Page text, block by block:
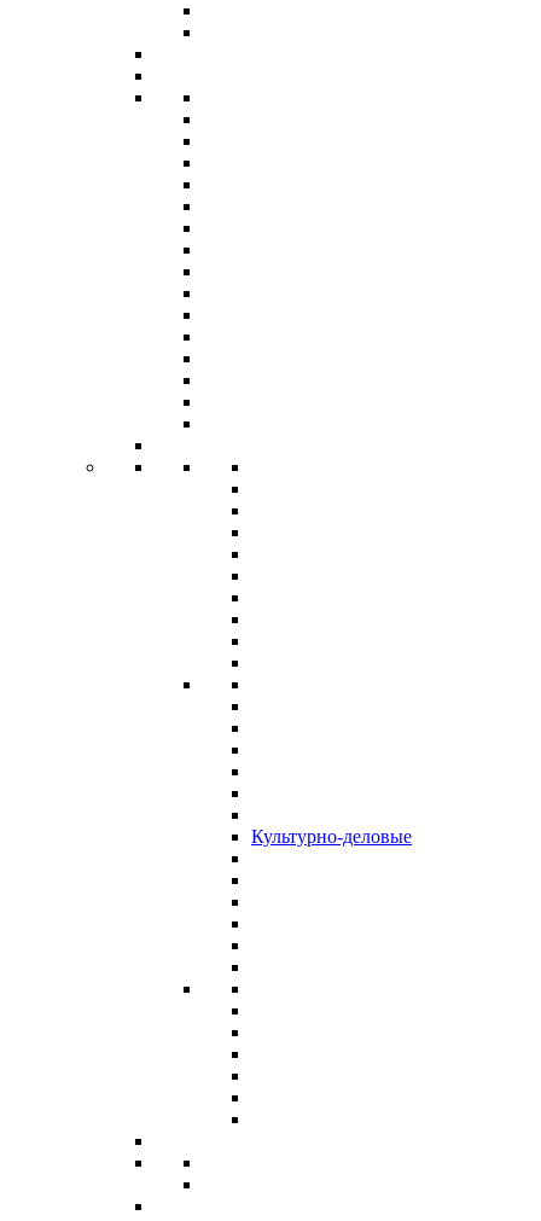
Культурно-деловые